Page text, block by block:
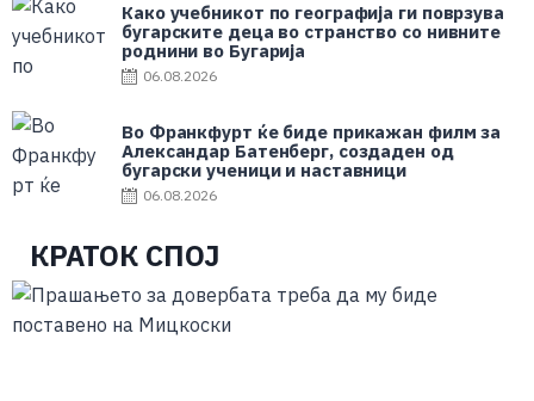
Како учебникот по географија ги поврзува
бугарските деца во странство со нивните
роднини во Бугарија
06.08.2026
Во Франкфурт ќе биде прикажан филм за
Александар Батенберг, создаден од
бугарски ученици и наставници
06.08.2026
КРАТОК СПОЈ